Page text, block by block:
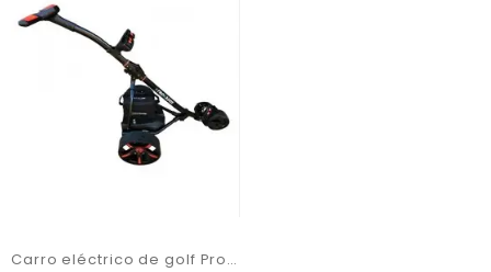
Carro eléctrico de golf Pro Kaddy Modelo S1T2 Negro